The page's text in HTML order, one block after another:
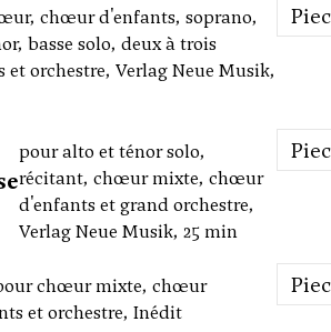
chœur d'enfants, soprano,
basse solo, deux à trois
et orchestre, Verlag Neue Musik,
pour alto et ténor solo,
récitant, chœur mixte, chœur
d'enfants et grand orchestre,
Verlag Neue Musik, 25 min
chœur mixte, chœur
et orchestre, Inédit